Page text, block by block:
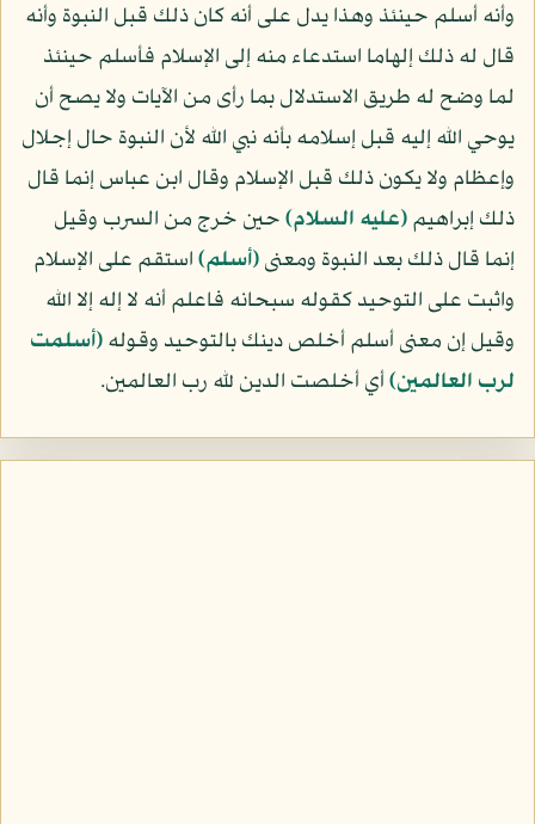
وأنه أسلم حينئذ وهذا يدل على أنه كان ذلك قبل النبوة وأنه
قال له ذلك إلهاما استدعاء منه إلى الإسلام فأسلم حينئذ
لما وضح له طريق الاستدلال بما رأى من الآيات ولا يصح أن
يوحي الله إليه قبل إسلامه بأنه نبي الله لأن النبوة حال إجلال
وإعظام ولا يكون ذلك قبل الإسلام وقال ابن عباس إنما قال
ذلك إبراهيم(عليه السلام)حين خرج من السرب وقيل
إنما قال ذلك بعد النبوة ومعنى﴿أسلم﴾استقم على الإسلام
واثبت على التوحيد كقوله سبحانه فاعلم أنه لا إله إلا الله
وقيل إن معنى أسلم أخلص دينك بالتوحيد وقوله﴿أسلمت
لرب العالمين﴾أي أخلصت الدين لله رب العالمين.